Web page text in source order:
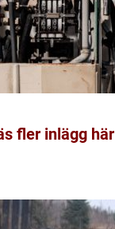
fler inlägg här